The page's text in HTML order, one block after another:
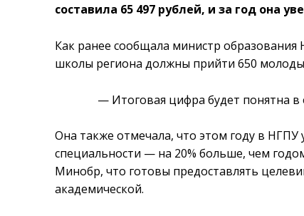
составила 65 497 рублей, и за год она
Как ранее сообщала министр
школы региона должны прийти 650
— Итоговая цифра будет понятна в
Она также отмечала, что этом году в НГПУ
специальности — на 20% больше, чем
Минобр, что готовы предоставлять
академической.